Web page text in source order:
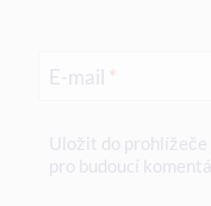
E-mail *
Uložit do prohlížeče
pro budoucí